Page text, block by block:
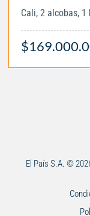
Cali, 2 alcobas,
El País S.A. ©